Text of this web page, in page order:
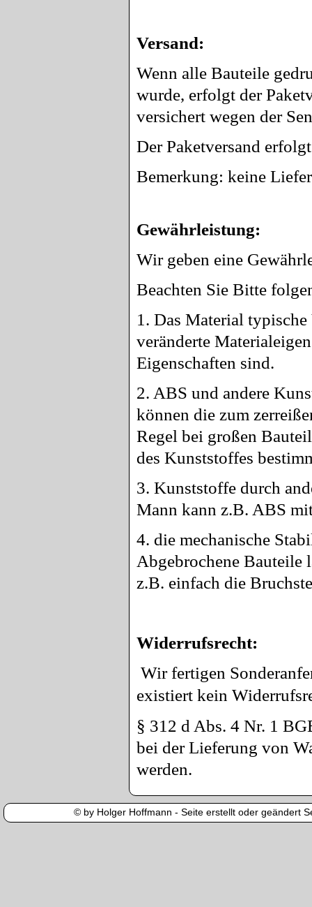
Versand:
Wenn alle Bauteile
wurde, erfolgt der
versichert wegen der
Der Paketversand
Bemerkung: keine
Gewährleistung:
Wir geben eine
Beachten Sie Bitte
1. Das Material
veränderte
Eigenschaften sind.
2. ABS und andere
können die zum
Regel bei großen
des Kunststoffes
3. Kunststoffe durch
Mann kann z.B. ABS
4. die mechanische
Abgebrochene Bauteile
z.B. einfach die
Widerrufsrecht:
Wir fertigen
existiert kein
§ 312 d Abs. 4 Nr. 1
bei der Lieferung von
werden.
© by Holger Hoffmann - Seite erstellt oder geändert